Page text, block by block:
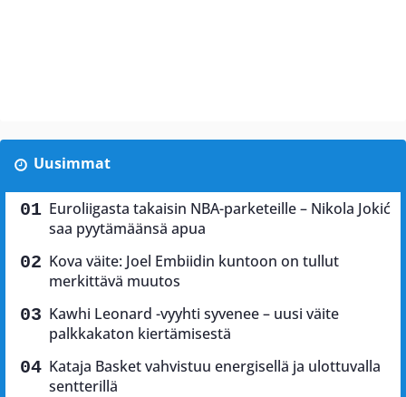
Uusimmat
Euroliigasta takaisin NBA-parketeille – Nikola Jokić
saa pyytämäänsä apua
Kova väite: Joel Embiidin kuntoon on tullut
merkittävä muutos
Kawhi Leonard -vyyhti syvenee – uusi väite
palkkakaton kiertämisestä
Kataja Basket vahvistuu energisellä ja ulottuvalla
sentterillä